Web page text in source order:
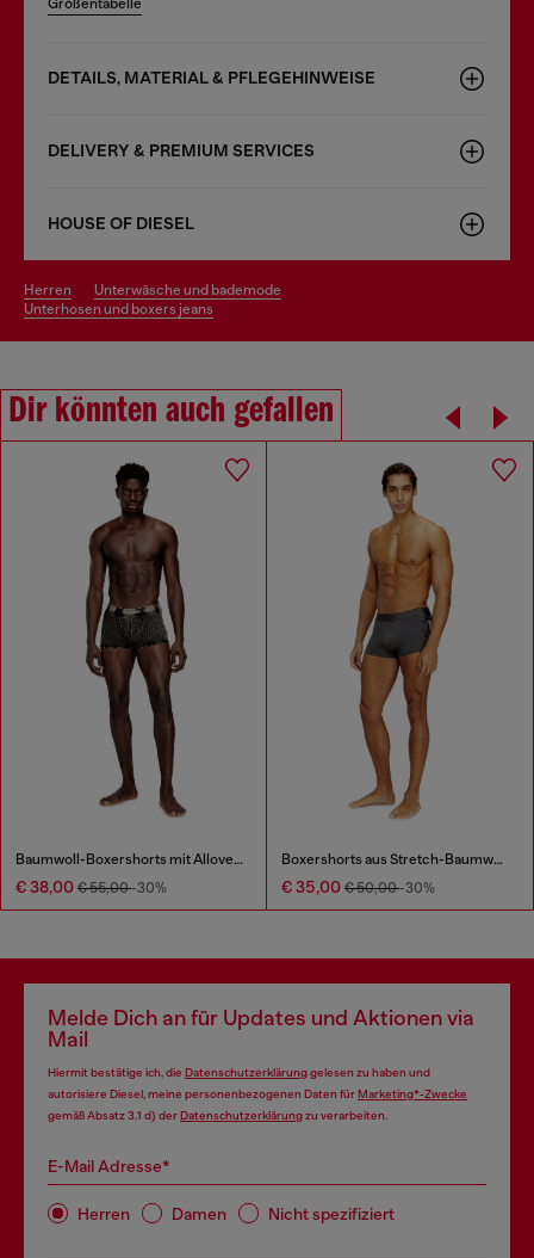
DETAILS, MATERIAL & PFLEGEHINWEISE
DELIVERY & PREMIUM SERVICES
HOUSE OF DIESEL
herren
unterwäsche und bademode
unterhosen und boxers jeans
Dir könnten auch gefallen
Baumwoll-Boxershorts mit Allover-Print
€ 38,00 € 55,00-30%
Boxershorts aus Stretch-Baumwolle mit tonalem Print
€ 35,00 € 50,00-30%
Melde Dich an für Updates und Aktionen via
Mail
Hiermit bestätige ich, die Datenschutzerklärunggelesen zu haben und
autorisiere Diesel, meine personenbezogenen Daten fürMarketing*-Zwecke
gemäß Absatz 3.1 d) derDatenschutzerklärungzu verarbeiten.
E-Mail Adresse*
Herren Damen Nicht spezifiziert